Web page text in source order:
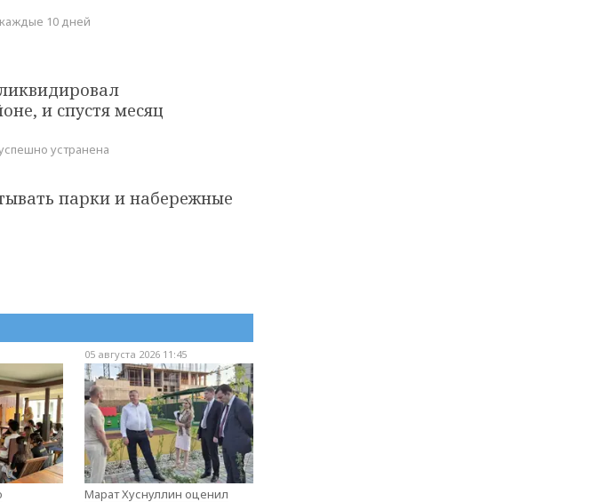
10 дней
и спустя месяц
устранена
парки и набережные
05 августа 2026 11:45
Марат Хуснуллин оценил